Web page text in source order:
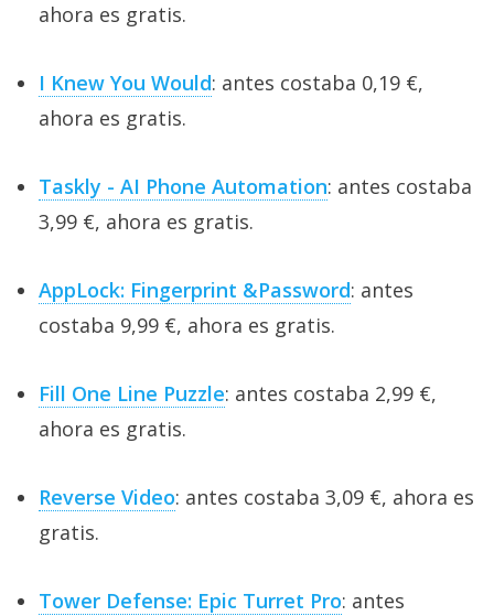
ahora es gratis.
I Knew You Would: antes costaba 0,19 €,
ahora es gratis.
Taskly - AI Phone Automation: antes costaba
3,99 €, ahora es gratis.
AppLock: Fingerprint &Password: antes
costaba 9,99 €, ahora es gratis.
Fill One Line Puzzle: antes costaba 2,99 €,
ahora es gratis.
Reverse Video: antes costaba 3,09 €, ahora es
gratis.
Tower Defense: Epic Turret Pro: antes